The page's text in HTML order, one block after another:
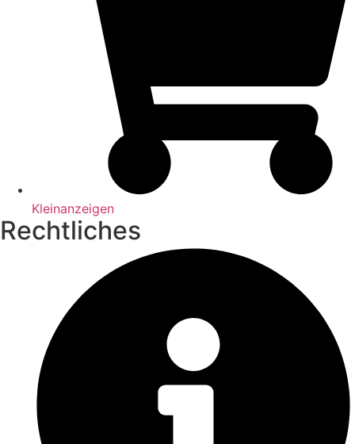
Kleinanzeigen
Rechtliches